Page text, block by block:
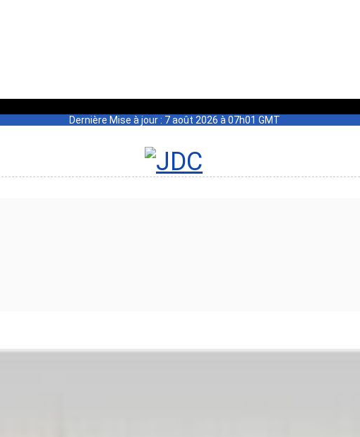
Dernière Mise à jour : 7 août 2026 à 07h01 GMT